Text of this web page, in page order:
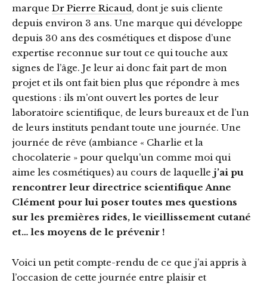
marque Dr Pierre Ricaud, dont je suis cliente
depuis environ 3 ans. Une marque qui développe
depuis 30 ans des cosmétiques et dispose d’une
expertise reconnue sur tout ce qui touche aux
signes de l’âge. Je leur ai donc fait part de mon
projet et ils ont fait bien plus que répondre à mes
questions : ils m’ont ouvert les portes de leur
laboratoire scientifique, de leurs bureaux et de l’un
de leurs instituts pendant toute une journée. Une
journée de rêve (ambiance « Charlie et la
chocolaterie » pour quelqu’un comme moi qui
aime les cosmétiques) au cours de laquelle j’ai pu
rencontrer leur directrice scientifique Anne
Clément pour lui poser toutes mes questions
sur les premières rides, le vieillissement cutané
et… les moyens de le prévenir !
Voici un petit compte-rendu de ce que j’ai appris à
l’occasion de cette journée entre plaisir et